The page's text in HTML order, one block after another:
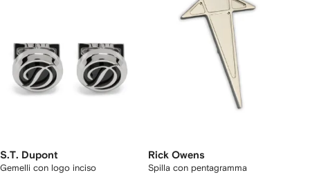
S.T. Dupont
Gemelli con logo inciso
Rick Owens
Spilla con pentagramma